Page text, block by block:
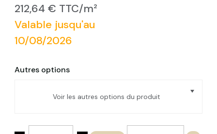
212,64 € TTC/m²
Valable jusqu'au
10/08/2026
Autres options
Voir les autres options du produit
Liège spécial façade haute densité
160kg/m3 Bords mi-bois Ep.50mm,